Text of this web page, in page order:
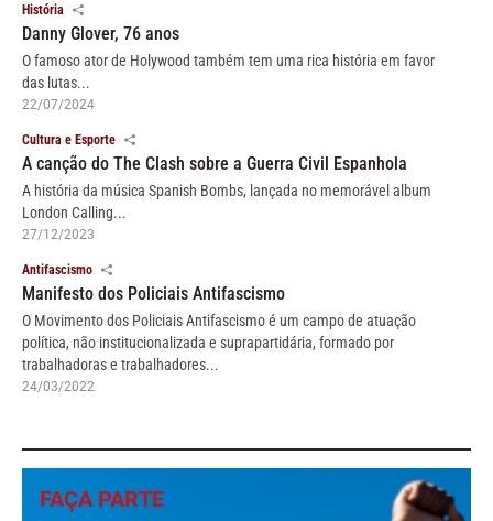
História
Danny Glover, 76 anos
O famoso ator de Holywood também tem uma rica história em favor
das lutas...
22/07/2024
Cultura e Esporte
A canção do The Clash sobre a Guerra Civil Espanhola
A história da música Spanish Bombs, lançada no memorável album
London Calling...
27/12/2023
Antifascismo
Manifesto dos Policiais Antifascismo
O Movimento dos Policiais Antifascismo é um campo de atuação
política, não institucionalizada e suprapartidária, formado por
trabalhadoras e trabalhadores...
24/03/2022
FAÇA PARTE